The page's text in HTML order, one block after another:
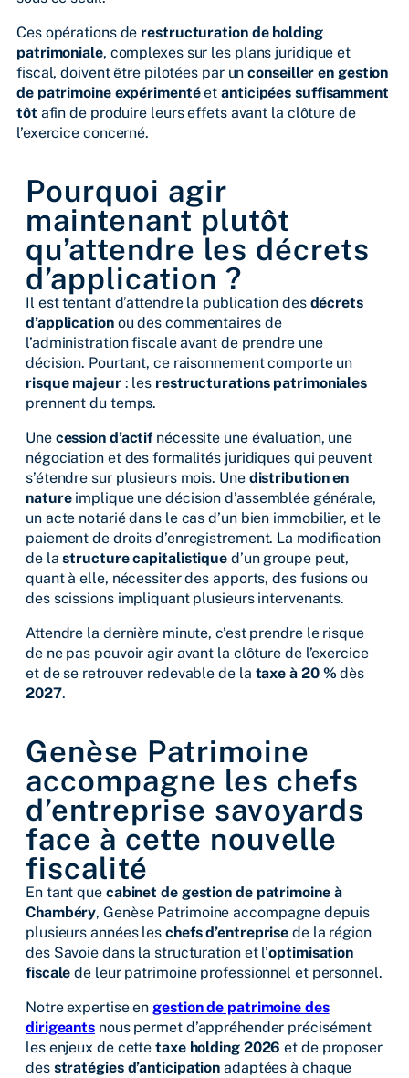
Ces opérations de restructuration de holding
patrimoniale, complexes sur les plans juridique et
fiscal, doivent être pilotées par unconseiller en gestion
de patrimoine expérimentéetanticipées suffisamment
tôt afin de produire leurs effets avant la clôture de
l’exercice concerné.
Pourquoi agir
maintenant plutôt
qu’attendre les décrets
d’application ?
Il est tentant d’attendre la publication des décrets
d’applicationou des commentaires de
l’administration fiscale avant de prendre une
décision. Pourtant, ce raisonnement comporte un
risque majeur: les restructurations patrimoniales
prennent du temps.
Une cession d’actif nécessite une évaluation, une
négociation et des formalités juridiques qui peuvent
s’étendre sur plusieurs mois. Une distribution en
natureimplique une décision d’assemblée générale,
un acte notarié dans le cas d’un bien immobilier, et le
paiement de droits d’enregistrement. La modification
de lastructure capitalistique d’un groupe peut,
quant à elle, nécessiter des apports, des fusions ou
des scissions impliquant plusieurs intervenants.
Attendre la dernière minute, c’est prendre le risque
de ne pas pouvoir agir avant la clôture de l’exercice
et de se retrouver redevable de la taxe à 20 %dès
2027.
Genèse Patrimoine
accompagne les chefs
d’entreprise savoyards
face à cette nouvelle
fiscalité
En tant que cabinet de gestion de patrimoine à
Chambéry, Genèse Patrimoine accompagne depuis
plusieurs années les chefs d’entreprise de la région
des Savoie dans la structuration et l’optimisation
fiscale de leur patrimoine professionnel et personnel.
Notre expertise en gestion de patrimoine des
dirigeants nous permet d’appréhender précisément
les enjeux de cette taxe holding 2026 et de proposer
des stratégies d’anticipation adaptées à chaque